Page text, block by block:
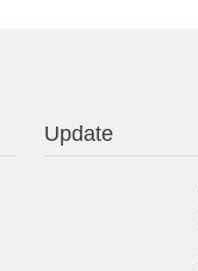
Update